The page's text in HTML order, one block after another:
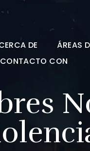
DE ÁREAS
CON